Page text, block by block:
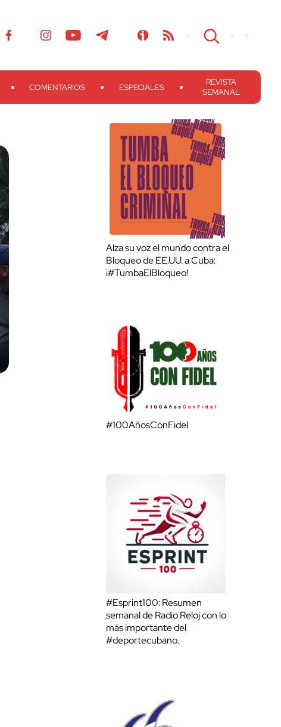
COMENTARIOS ESPECIALES
REVISTA
SEMANAL
Alza su voz el mundo contra el
Bloqueo de EE.UU. a Cuba:
¡#TumbaElBloqueo!
#100AñosConFidel
#Esprint100: Resumen
semanal de Radio Reloj con lo
más importante del
#deportecubano.